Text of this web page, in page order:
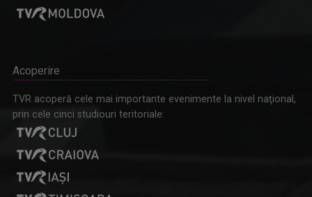
Acoperire
TVR acoperă cele mai importante evenimente la nivel naţional,
prin cele cinci studiouri teritoriale: